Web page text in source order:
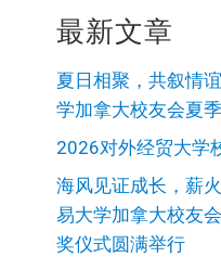
最新文章
夏日相聚，共叙情
学加拿大校友会夏
2026对外经贸大学
海风见证成长，薪
易大学加拿大校友
奖仪式圆满举行